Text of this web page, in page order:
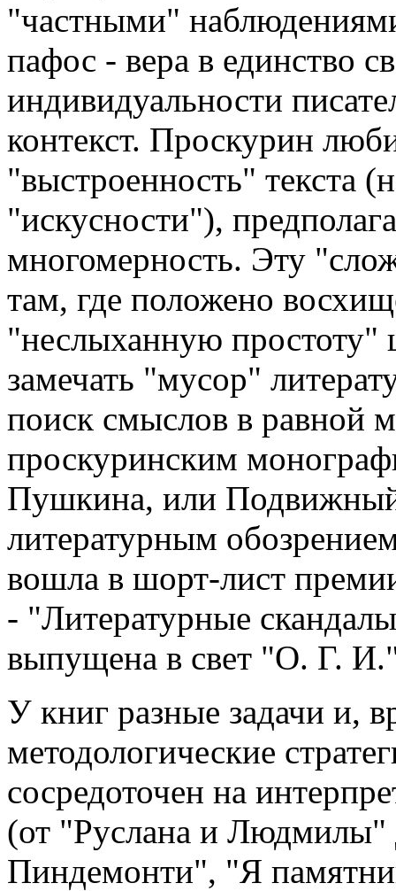
"частными"
пафос - вера в единство
индивидуальности
контекст. Проскурин
"выстроенность" текста
"искусности"),
многомерность. Эту
там, где положено
"неслыханную простоту"
замечать "мусор"
поиск смыслов в равной
проскуринским
Пушкина, или
литературным
вошла в шорт-лист
- "Литературные
выпущена в свет "О. Г.
У книг разные задачи и,
методологические
сосредоточен на
(от "Руслана и
Пиндемонти", "Я